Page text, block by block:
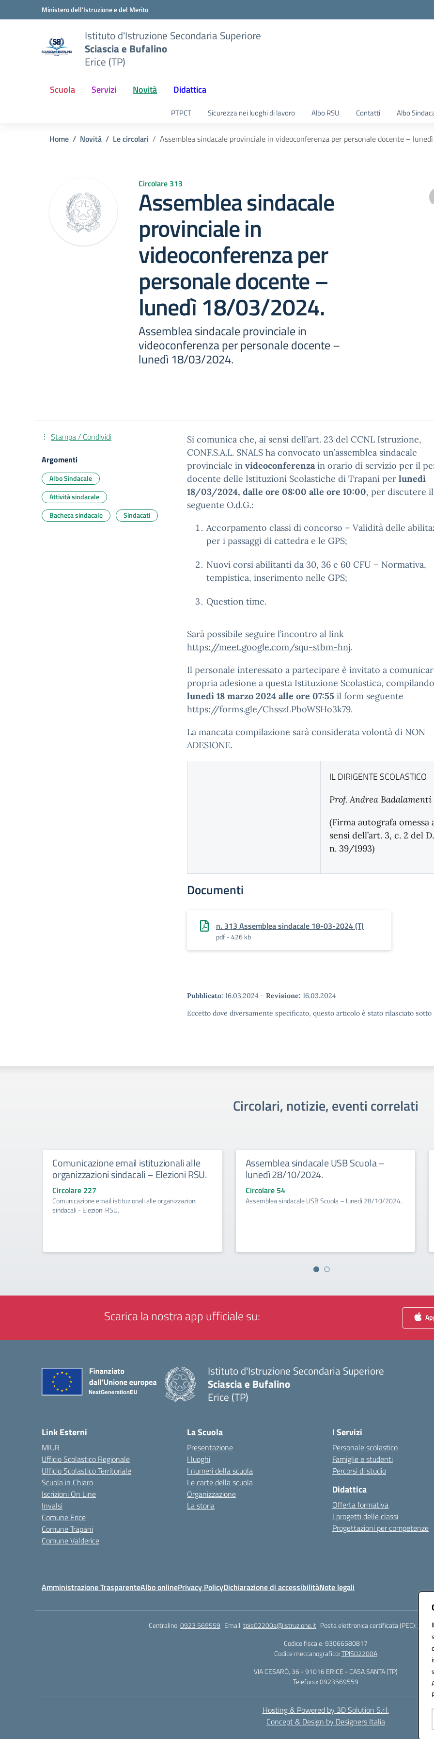
Vai ai contenuti
Vai al menu di navigazioneMinistero dell'Istruzione e del Merito
Istituto d'Istruzione Secondaria Superiore
Sciascia e Bufalino
Erice (TP)
Scuola Servizi Novità Didattica
PTPCT Sicurezza nei luoghi di lavoro Albo RSU Contatti Albo
Home Novità Le circolari Assemblea sindacale provinciale in videoconferenza per personale docente –
Circolare 313
Assemblea sindacale
provinciale in
videoconferenza per
personale docente –
lunedì 18/03/2024.
Assemblea sindacale provinciale in
videoconferenza per personale docente –
lunedì 18/03/2024.
Si comunica che, ai sensi dell’art. 23 del CCNL Istruzione,
CONF.S.A.L. SNALS ha convocato un’assemblea sindacale
provinciale in videoconferenzain orario di servizio per il
docente delle Istituzioni Scolastiche di Trapani per lunedì
18/03/2024, dalle ore 08:00 alle ore 10:00, per discutere il
seguente O.d.G.:
Accorpamento classi di concorso – Validità delle
per i passaggi di cattedra e le GPS;
Nuovi corsi abilitanti da 30, 36 e 60 CFU – Normativa,
tempistica, inserimento nelle GPS;
Question time.
Sarà possibile seguire l’incontro al link
https://meet.google.com/squ-stbm-hnj.
Il personale interessato a partecipare è invitato a
propria adesione a questa Istituzione Scolastica, compilando
lunedì 18 marzo 2024 alle ore 07:55 il form seguente
https://forms.gle/ChsszLPboWSHo3k79.
La mancata compilazione sarà considerata volontà di NON
ADESIONE.
IL DIRIGENTE SCOLASTICO
Prof. Andrea Badalamenti
(Firma autografa omessa
sensi dell’art. 3, c. 2 del
n. 39/1993)
Documenti
n. 313 Assemblea sindacale 18-03-2024 (T)
pdf - 426 kb
Pubblicato: 16.03.2024 - Revisione: 16.03.2024
Eccetto dove diversamente specificato, questo articolo è stato rilasciato
Stampa / Condividi
Argomenti
Albo Sindacale
Attività sindacale
Bacheca sindacale
Sindacati
Circolari, notizie, eventi correlati
Comunicazione email istituzionali alle
organizzazioni sindacali – Elezioni RSU.
Circolare 227
Comunicazione email istituzionali alle organizzazioni
sindacali - Elezioni RSU.
Assemblea sindacale USB Scuola –
lunedì 28/10/2024.
Circolare 54
Assemblea sindacale USB Scuola – lunedì 28/10/2024.
Scarica la nostra app ufficiale su:
Istituto d'Istruzione Secondaria Superiore
Sciascia e Bufalino
Erice (TP)
Link Esterni
MIUR
Ufficio Scolastico Regionale
Ufficio Scolastico Territoriale
Scuola in Chiaro
Iscrizioni On Line
Invalsi
Comune Erice
Comune Trapani
Comune Valderice
La Scuola
Presentazione
I luoghi
I numeri della scuola
Le carte della scuola
Organizzazione
La storia
I Servizi
Personale scolastico
Famiglie e studenti
Percorsi di studio
Didattica
Offerta formativa
I progetti delle classi
Progettazioni per competenze
Amministrazione TrasparenteAlbo onlinePrivacy PolicyDichiarazione di accessibilitàNote legali
Centralino:0923 569559 Email:tpis02200a@istruzione.it Posta elettronica certificata (PEC):
Codice fiscale: 93066580817
Codice meccanografico:TPIS02200A
VIA CESARÒ, 36 - 91016 ERICE - CASA SANTA (TP)
Telefono: 0923569559
Hosting & Powered by 3D Solution S.r.l.
Concept & Design by Designers Italia